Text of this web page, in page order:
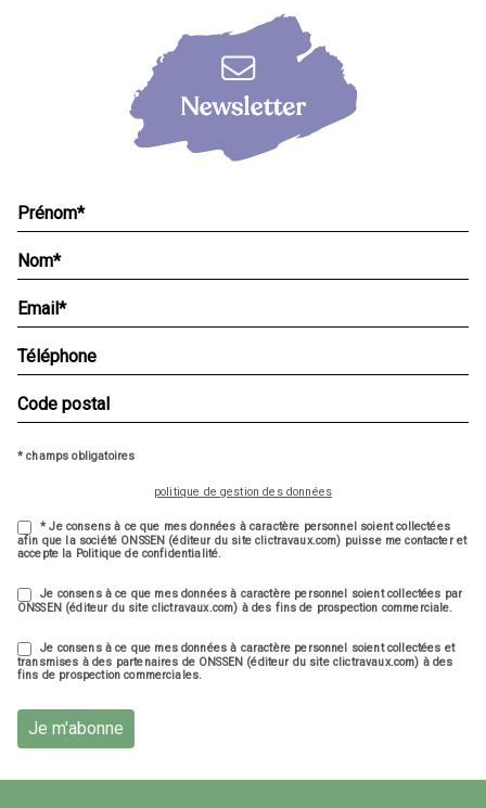
* champs obligatoires
politique de gestion des données
* Je consens à ce que mes données à caractère personnel soient collectées
afin que la société ONSSEN (éditeur du site clictravaux.com) puisse me contacter et
accepte la Politique de confidentialité.
Je consens à ce que mes données à caractère personnel soient collectées par
ONSSEN (éditeur du site clictravaux.com) à des fins de prospection commerciale.
Je consens à ce que mes données à caractère personnel soient collectées et
transmises à des partenaires de ONSSEN (éditeur du site clictravaux.com) à des
fins de prospection commerciales.
Je m'abonne